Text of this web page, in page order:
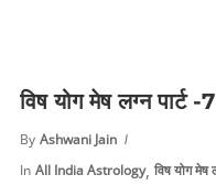
विष योग मेष लग्न पार्ट -7
By Ashwani Jain
In All India Astrology, विष योग मेष